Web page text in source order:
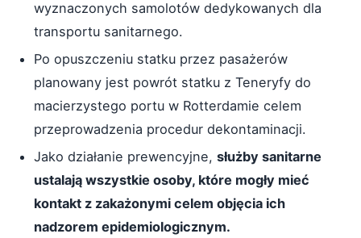
wyznaczonych samolotów dedykowanych dla
transportu sanitarnego.
Po opuszczeniu statku przez pasażerów
planowany jest powrót statku z Teneryfy do
macierzystego portu w Rotterdamie celem
przeprowadzenia procedur dekontaminacji.
Jako działanie prewencyjne, służby sanitarne
ustalają wszystkie osoby, które mogły mieć
kontakt z zakażonymi celem objęcia ich
nadzorem epidemiologicznym.